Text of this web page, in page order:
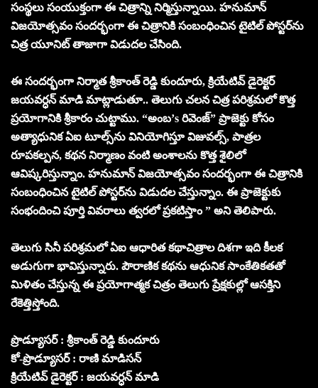
సంస్థలు సంయుక్తంగా ఈ చిత్రాన్ని నిర్మిస్తున్నాయి. హనుమాన్
విజయోత్సవం సందర్భంగా ఈ చిత్రానికి సంబంధించిన టైటిల్ పోస్టర్‌ను
చిత్ర యూనిట్ తాజాగా విడుదల చేసింది.
ఈ సందర్భంగా నిర్మాత శ్రీకాంత్ రెడ్డి కుందూరు, క్రియేటివ్ డైరెక్టర్
జయవర్ధన్ మాడి మాట్లాడుతూ.. తెలుగు చలన చిత్ర పరిశ్రమలో కొత్త
ప్రయోగానికి శ్రీకారం చుట్టాము. “అంబ’s రివెంజ్” ప్రాజెక్టు కోసం
అత్యాధునిక ఏఐ టూల్స్‌ను వినియోగిస్తూ విజువల్స్‌, పాత్రల
రూపకల్పన, కథన నిర్మాణం వంటి అంశాలను కొత్త శైలిలో
ఆవిష్కరిస్తున్నాం. హనుమాన్ విజయోత్సవం సందర్భంగా ఈ చిత్రానికి
సంబంధించిన టైటిల్ పోస్టర్‌ను విడుదల చేస్తున్నాం. ఈ ప్రాజెక్టుకు
సంభందించి పూర్తి వివరాలు త్వరలో ప్రకటిస్తాం ” అని తెలిపారు.
తెలుగు సినీ పరిశ్రమలో ఏఐ ఆధారిత కథాచిత్రాల దిశగా ఇది కీలక
అడుగుగా భావిస్తున్నారు. పౌరాణిక కథను ఆధునిక సాంకేతికతతో
మిళితం చేస్తున్న ఈ ప్రయోగాత్మక చిత్రం తెలుగు ప్రేక్షకుల్లో ఆసక్తిని
రేకెత్తిస్తోంది.
ప్రొడ్యూసర్ : శ్రీకాంత్ రెడ్డి కుందూరు
కో-ప్రొడ్యూసర్ : రాణి మాడిసన్
క్రియేటివ్ డైరెక్టర్ : జయవర్ధన్ మాడి